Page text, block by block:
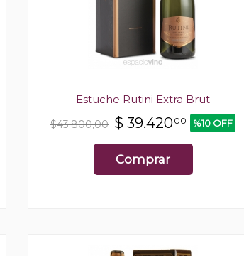
Estuche Rutini Extra Brut
$43.800,00 $ 39.42000 %10 OFF
Comprar